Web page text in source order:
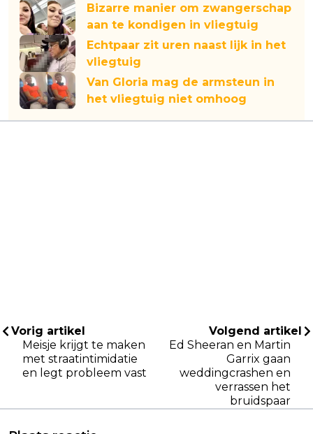
Bizarre manier om zwangerschap
aan te kondigen in vliegtuig
Echtpaar zit uren naast lijk in het
vliegtuig
Van Gloria mag de armsteun in
het vliegtuig niet omhoog
Vorig artikel
Meisje krijgt te maken
met straatintimidatie
en legt probleem vast
Volgend artikel
Ed Sheeran en Martin
Garrix gaan
weddingcrashen en
verrassen het
bruidspaar